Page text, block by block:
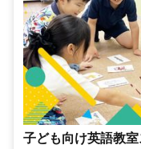
子ども向け英語教